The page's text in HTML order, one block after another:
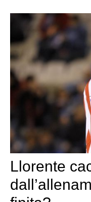
Llorente